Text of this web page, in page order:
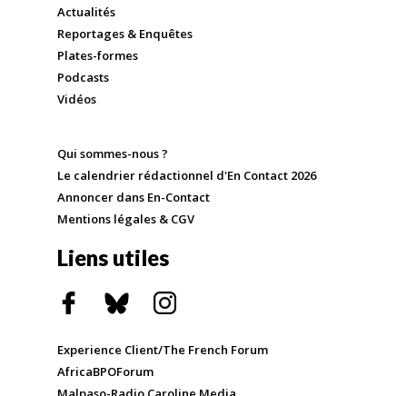
Actualités
Reportages & Enquêtes
Plates-formes
Podcasts
Vidéos
Qui sommes-nous ?
Le calendrier rédactionnel d'En Contact 2026
Annoncer dans En-Contact
Mentions légales & CGV
Liens utiles
Experience Client/The French Forum
AfricaBPOForum